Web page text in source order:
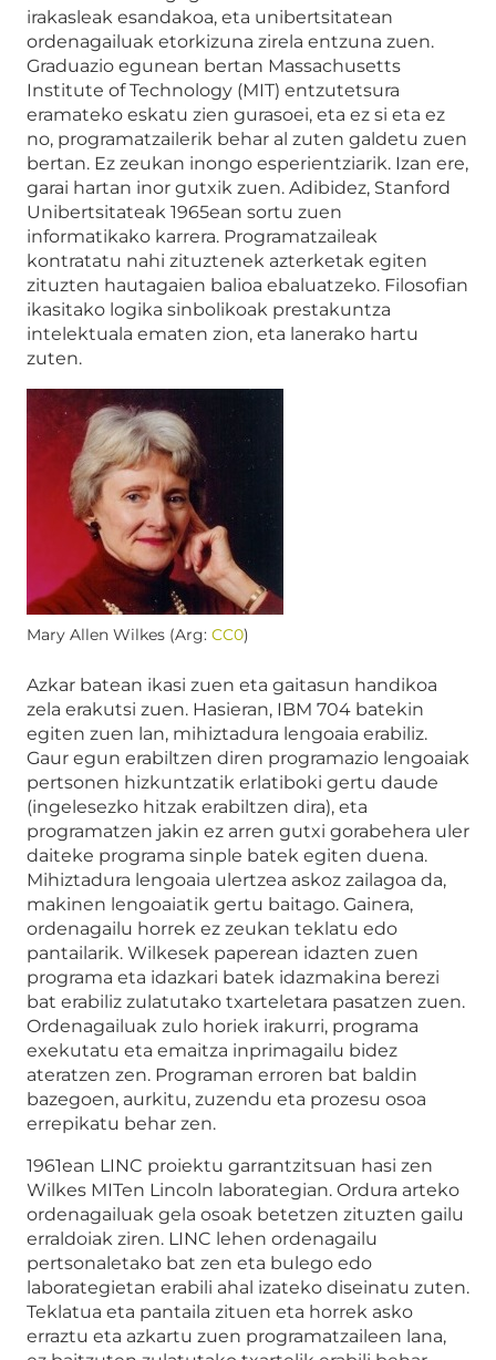
irakasleak esandakoa, eta unibertsitatean
ordenagailuak etorkizuna zirela entzuna zuen.
Graduazio egunean bertan Massachusetts
Institute of Technology (MIT) entzutetsura
eramateko eskatu zien gurasoei, eta ez si eta ez
no, programatzailerik behar al zuten galdetu zuen
bertan. Ez zeukan inongo esperientziarik. Izan ere,
garai hartan inor gutxik zuen. Adibidez, Stanford
Unibertsitateak 1965ean sortu zuen
informatikako karrera. Programatzaileak
kontratatu nahi zituztenek azterketak egiten
zituzten hautagaien balioa ebaluatzeko. Filosofian
ikasitako logika sinbolikoak prestakuntza
intelektuala ematen zion, eta lanerako hartu
zuten.
Mary Allen Wilkes (Arg: CC0)
Azkar batean ikasi zuen eta gaitasun handikoa
zela erakutsi zuen. Hasieran, IBM 704 batekin
egiten zuen lan, mihiztadura lengoaia erabiliz.
Gaur egun erabiltzen diren programazio lengoaiak
pertsonen hizkuntzatik erlatiboki gertu daude
(ingelesezko hitzak erabiltzen dira), eta
programatzen jakin ez arren gutxi gorabehera uler
daiteke programa sinple batek egiten duena.
Mihiztadura lengoaia ulertzea askoz zailagoa da,
makinen lengoaiatik gertu baitago. Gainera,
ordenagailu horrek ez zeukan teklatu edo
pantailarik. Wilkesek paperean idazten zuen
programa eta idazkari batek idazmakina berezi
bat erabiliz zulatutako txarteletara pasatzen zuen.
Ordenagailuak zulo horiek irakurri, programa
exekutatu eta emaitza inprimagailu bidez
ateratzen zen. Programan erroren bat baldin
bazegoen, aurkitu, zuzendu eta prozesu osoa
errepikatu behar zen.
1961ean LINC proiektu garrantzitsuan hasi zen
Wilkes MITen Lincoln laborategian. Ordura arteko
ordenagailuak gela osoak betetzen zituzten gailu
erraldoiak ziren. LINC lehen ordenagailu
pertsonaletako bat zen eta bulego edo
laborategietan erabili ahal izateko diseinatu zuten.
Teklatua eta pantaila zituen eta horrek asko
erraztu eta azkartu zuen programatzaileen lana,